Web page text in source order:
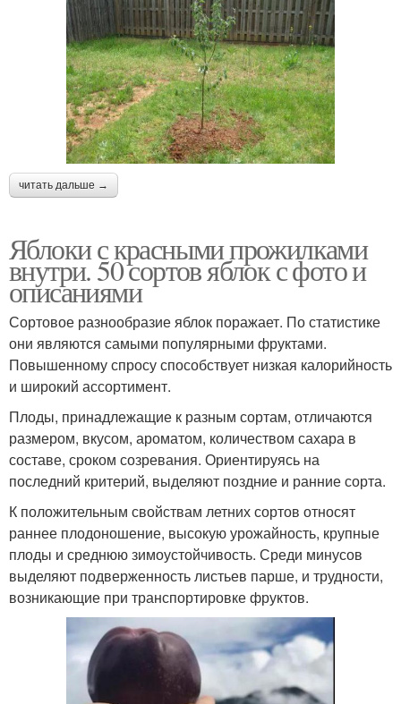
читать дальше →
Яблоки с красными прожилками
внутри. 50 сортов яблок с фото и
описаниями
Сортовое разнообразие яблок поражает. По статистике
они являются самыми популярными фруктами.
Повышенному спросу способствует низкая калорийность
и широкий ассортимент.
Плоды, принадлежащие к разным сортам, отличаются
размером, вкусом, ароматом, количеством сахара в
составе, сроком созревания. Ориентируясь на
последний критерий, выделяют поздние и ранние сорта.
К положительным свойствам летних сортов относят
раннее плодоношение, высокую урожайность, крупные
плоды и среднюю зимоустойчивость. Среди минусов
выделяют подверженность листьев парше, и трудности,
возникающие при транспортировке фруктов.